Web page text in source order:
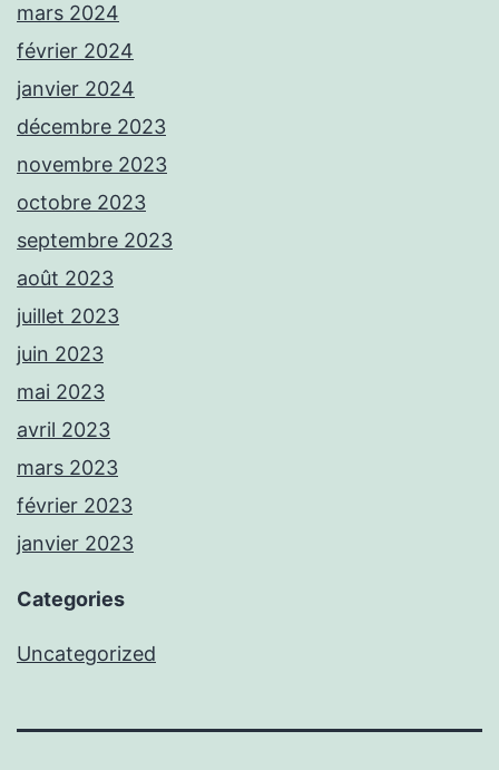
mars 2024
février 2024
janvier 2024
décembre 2023
novembre 2023
octobre 2023
septembre 2023
août 2023
juillet 2023
juin 2023
mai 2023
avril 2023
mars 2023
février 2023
janvier 2023
Categories
Uncategorized